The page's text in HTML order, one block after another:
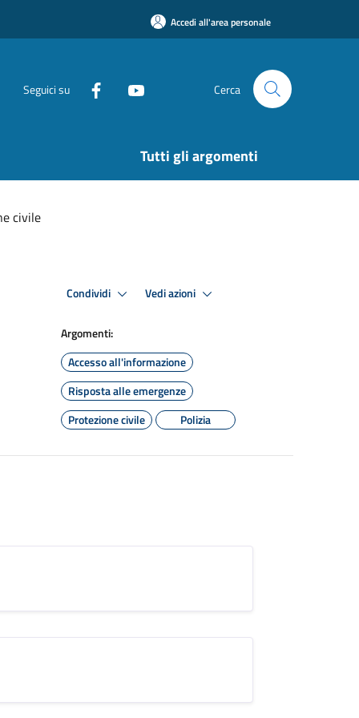
Accedi all'area personale
Seguici su Cerca
Tutti gli argomenti
civile
Condividi Vedi azioni
Argomenti:
Accesso all'informazione
Risposta alle emergenze
Protezione civile
Polizia